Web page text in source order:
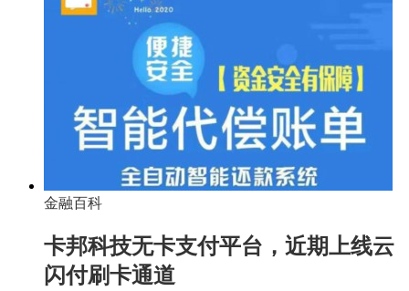
金融百科
卡邦科技无卡支付平台，近期上线云
闪付刷卡通道